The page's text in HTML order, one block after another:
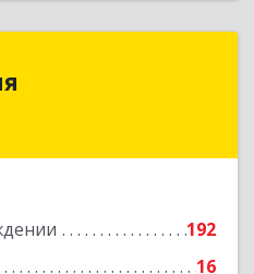
192
16
Подробнее